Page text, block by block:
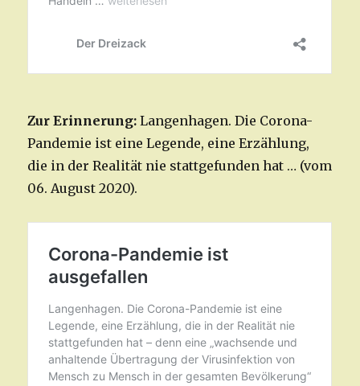
Zur Erinnerung: Langenhagen. Die Corona-
Pandemie ist eine Legende, eine Erzählung,
die in der Realität nie stattgefunden hat … (vom
06. August 2020).